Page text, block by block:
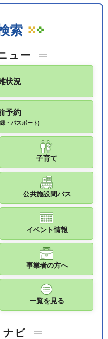
索
ュー
状況
予約
・パスポート)
子育て
公共施設間バス
イベント情報
事業者の方へ
一覧を見る
ナビ